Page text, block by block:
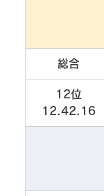
総合
12位
12.42.16